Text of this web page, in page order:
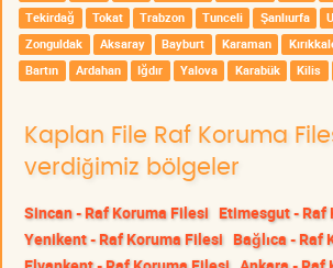
Tekirdağ
Tokat Trabzon Tunceli Şanlıurfa
Zonguldak
Aksaray Bayburt Karaman
Bartın
Ardahan Iğdır Yalova Karabük Kilis
Kaplan File Raf Koruma
verdiğimiz bölgeler
Sincan - Raf Koruma Filesi Etimesgut - Raf
Yenikent - Raf Koruma Filesi Bağlıca - Raf